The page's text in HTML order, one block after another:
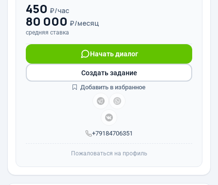
450 ₽/час
80 000 ₽/месяц
средняя ставка
+79184706351
Начать диалог
Создать задание
Добавить в избранное
Пожаловаться на профиль